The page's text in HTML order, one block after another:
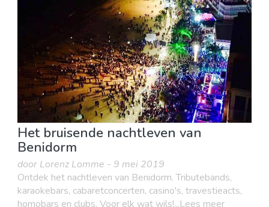
Het bruisende nachtleven van
Benidorm
door Lorenz Lomme - 9 mei 2019
Ontdek het nachtleven van Benidorm. Tributebands,
karaokebars, cabaretconcerten, casino's, travestieacts,
homobars en clubs. Voor elk wat wils!...Lees meer